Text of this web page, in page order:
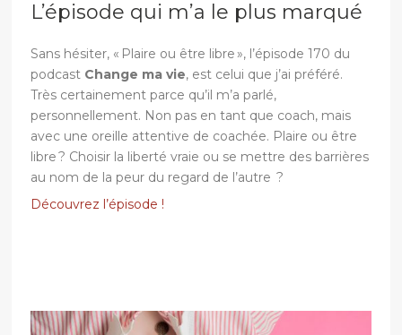
L’épisode qui m’a le plus marqué
Sans hésiter, « Plaire ou être libre », l’épisode 170 du
podcast Change ma vie, est celui que j’ai préféré.
Très certainement parce qu’il m’a parlé,
personnellement. Non pas en tant que coach, mais
avec une oreille attentive de coachée. Plaire ou être
libre ? Choisir la liberté vraie ou se mettre des barrières
au nom de la peur du regard de l’autre ?
Découvrez l’épisode !